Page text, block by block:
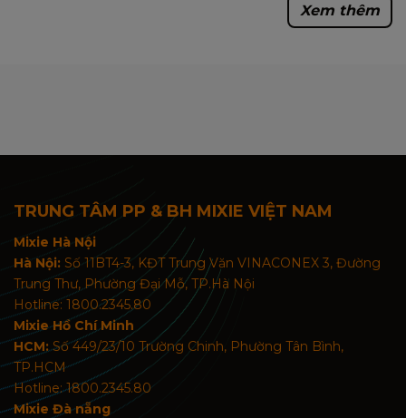
Xem thêm
TRUNG TÂM PP & BH MIXIE VIỆT NAM
Mixie Hà Nội
Hà Nội: Số 11BT4-3, KĐT Trung Văn VINACONEX 3, Đường
Trung Thư, Phường Đại Mỗ, TP.Hà Nội
Hotline: 1800.2345.80
Mixie Hồ Chí Minh
HCM:Số 449/23/10 Trường Chinh, Phường Tân Bình,
TP.HCM
Hotline: 1800.2345.80
Mixie Đà nẵng